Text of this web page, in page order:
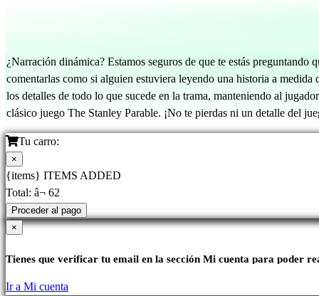
¿Narración dinámica? Estamos seguros de que te estás
comentarlas como si alguien estuviera leyendo una historia a
los detalles de todo lo que sucede en la trama, manteniendo al
clásico juego The Stanley Parable. ¡No te pierdas ni un detalle del
Tu carro:
×
{items} ITEMS ADDED
Total: â¬ 62
Proceder al pago
×
Tienes que verificar tu email en la sección Mi cuenta para poder
Ir a Mi cuenta